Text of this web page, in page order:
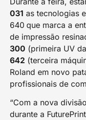
031 as tecnologias
640 que marca a
de impressão
300 (primeira UV
642 (terceira
Roland em novo
profissionais de
“Com a nova
durante a